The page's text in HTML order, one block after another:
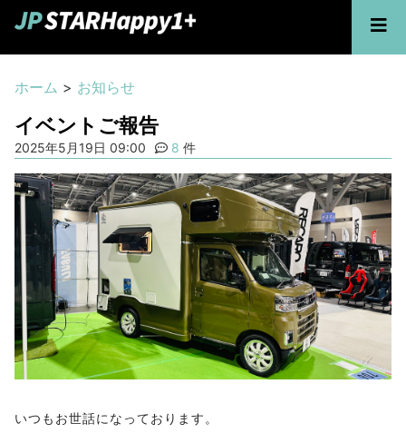
ホーム > お知らせ
イベントご報告
2025年5月19日 09:00 8 件
いつもお世話になっております。